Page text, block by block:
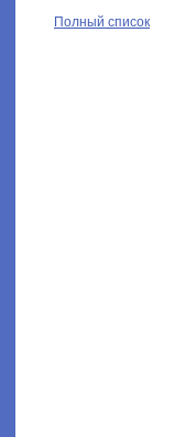
Полный список